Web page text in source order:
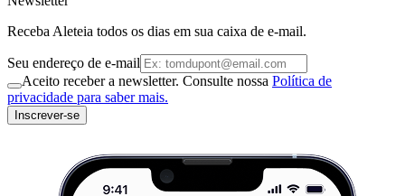
Receba Aleteia todos os dias em sua caixa de e-mail.
Seu endereço de e-mail
Aceito receber a newsletter. Consulte nossa Política de
privacidade para saber mais.
Inscrever-se